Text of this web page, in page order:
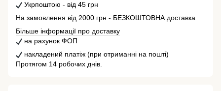
Укрпоштою - від 45 грн
На замовлення від 2000 грн - БЕЗКОШТОВНА доставка
Більше інформації про доставку
на рахунок ФОП
накладений платіж (при отриманні на пошті)
Протягом 14 робочих днів.